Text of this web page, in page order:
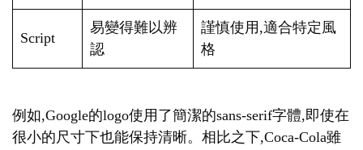
Script
易變得難以辨
認
謹慎使用,適合特定風
格
例如,Google的logo使用了簡潔的sans-serif字體,即使在
很小的尺寸下也能保持清晰。相比之下,Coca-Cola雖